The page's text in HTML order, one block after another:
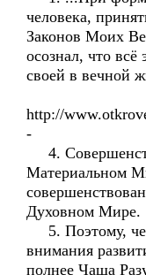
человека,
Законов Моих
осознал, что
своей в вечной
http://
-
4.
Материальном
Духовном Мире.
5. Поэтому,
внимания
полнее Чаша